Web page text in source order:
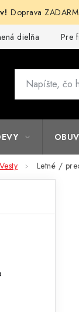
Doprava
dielňa Pre
OBUV
Vesty Letné /